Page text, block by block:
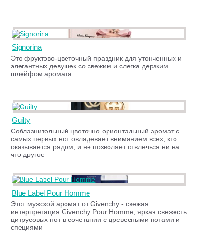
Signorina
Это фруктово-цветочный праздник для утонченных и
элегантных девушек со свежим и слегка дерзким
шлейфом аромата
Guilty
Соблазнительный цветочно-ориентальный аромат с
самых первых нот овладевает вниманием всех, кто
оказывается рядом, и не позволяет отвлечься ни на
что другое
Blue Label Pour Homme
Этот мужской аромат от Givenchy - свежая
интерпретация Givenchy Pour Homme, яркая свежесть
цитрусовых нот в сочетании с древесными нотами и
специями